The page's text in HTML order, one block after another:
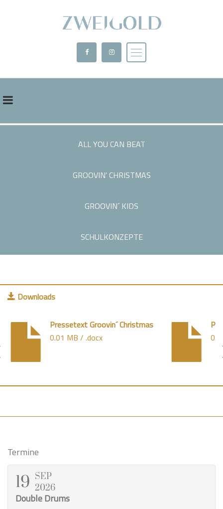
Double
ALL YOU CAN BEAT
GROOVIN' CHRISTMAS
GROOVIN´ KIDS
SCHULKONZEPTE
Downloads
Pressetext Groovin´ Christmas
0.01 MB / .docx
Termine
19 SEP
2026
Double Drums